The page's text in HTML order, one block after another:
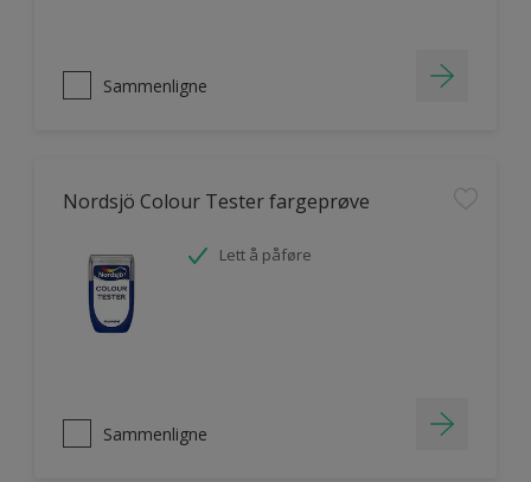
Sammenligne
Nordsjö Colour Tester fargeprøve
Lett å påføre
Sammenligne